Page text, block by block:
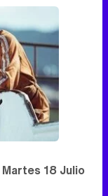
Martes 18 Julio